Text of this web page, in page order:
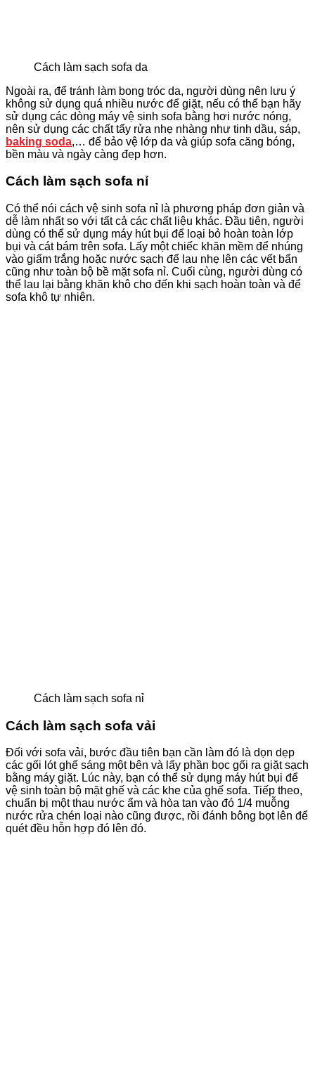
Cách làm sạch sofa da
Ngoài ra, để tránh làm bong tróc da, người dùng nên lưu ý
không sử dụng quá nhiều nước để giặt, nếu có thể bạn hãy
sử dụng các dòng máy vệ sinh sofa bằng hơi nước nóng,
nên sử dụng các chất tẩy rửa nhẹ nhàng như tinh dầu, sáp,
baking soda,… để bảo vệ lớp da và giúp sofa căng bóng,
bền màu và ngày càng đẹp hơn.
Cách làm sạch sofa nỉ
Có thể nói cách vệ sinh sofa nỉ là phương pháp đơn giản và
dễ làm nhất so với tất cả các chất liệu khác. Đầu tiên, người
dùng có thể sử dụng máy hút bụi để loại bỏ hoàn toàn lớp
bụi và cát bám trên sofa. Lấy một chiếc khăn mềm để nhúng
vào giấm trắng hoặc nước sạch để lau nhẹ lên các vết bẩn
cũng như toàn bộ bề mặt sofa nỉ. Cuối cùng, người dùng có
thể lau lại bằng khăn khô cho đến khi sạch hoàn toàn và để
sofa khô tự nhiên.
Cách làm sạch sofa nỉ
Cách làm sạch sofa vải
Đối với sofa vải, bước đầu tiên bạn cần làm đó là dọn dẹp
các gối lót ghế sáng một bên và lấy phần bọc gối ra giặt sạch
bằng máy giặt. Lúc này, bạn có thể sử dụng máy hút bụi để
vệ sinh toàn bộ mặt ghế và các khe của ghế sofa. Tiếp theo,
chuẩn bị một thau nước ẩm và hòa tan vào đó 1/4 muỗng
nước rửa chén loại nào cũng được, rồi đánh bông bọt lên để
quét đều hỗn hợp đó lên đó.